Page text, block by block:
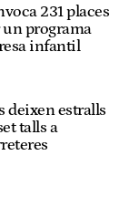
231 places
un programa
infantil
deixen estralls
talls a